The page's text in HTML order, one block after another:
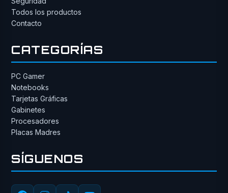
Todos los productos
Contacto
CATEGORÍAS
PC Gamer
Notebooks
Tarjetas Gráficas
Gabinetes
Procesadores
Placas Madres
SÍGUENOS